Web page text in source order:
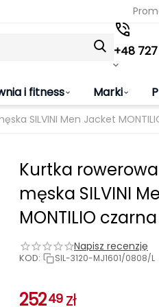
+48
i fitness Marki
SILVINI Men Jacket
Kurtka
męska SILVINI
MONTILIO czarna
Napisz recenzję
KOD: SIL-3120-MJ1601/0808/L
25249 zł